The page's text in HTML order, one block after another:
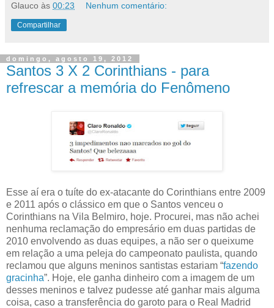
Glauco às 00:23 Nenhum comentário:
Compartilhar
domingo, agosto 19, 2012
Santos 3 X 2 Corinthians - para
refrescar a memória do Fenômeno
Esse aí era o tuíte do ex-atacante do Corinthians entre 2009
e 2011 após o clássico em que o Santos venceu o
Corinthians na Vila Belmiro, hoje. Procurei, mas não achei
nenhuma reclamação do empresário em duas partidas de
2010 envolvendo as duas equipes, a não ser o queixume
em relação a uma peleja do campeonato paulista, quando
reclamou que alguns meninos santistas estariam “fazendo
gracinha”. Hoje, ele ganha dinheiro com a imagem de um
desses meninos e talvez pudesse até ganhar mais alguma
coisa, caso a transferência do garoto para o Real Madrid